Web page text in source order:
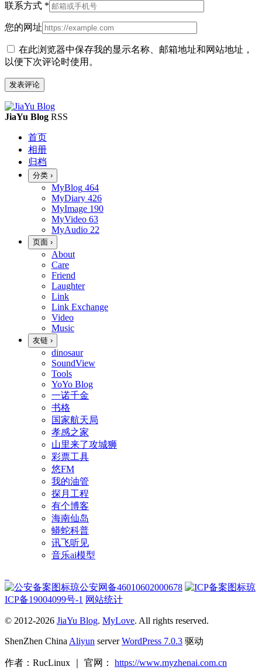
联系方式 *
您的网址
在此浏览器中保存我的显示名称、邮箱地址和网站地址，
以便下次评论时使用。
JiaYu Blog RSS
首页
相册
归档
分类 ›
MyBlog 464
MyDiary 426
MyImage 190
MyVideo 63
MyAudio 22
页面 ›
About
Care
Friend
Laughter
Link
Link Exchange
Video
Music
友链 ›
dinosaur
SoundView
Tools
YoYo Blog
一诺千金
书格
国家航天局
孝感之家
山里来了攻城狮
彩票工具
悠FM
我的油管
探月工程
有个博客
海南仙岛
蟒蛇科普
讯飞听见
音乐ai模型
琼公安网备46010602000678
琼
ICP备19004099号-1 网站统计
© 2012-2026 JiaYu Blog. MyLove. All rights reserved.
ShenZhen China Aliyun serverWordPress 7.0.3 驱动
作者：RucLinux ｜ 官网： https://www.myzhenai.com.cn